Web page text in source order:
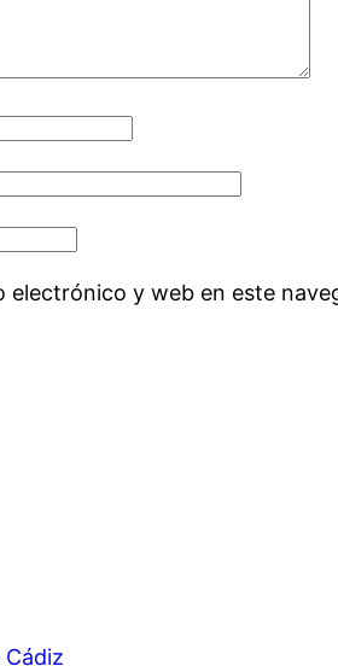
electrónico y web en este
Cádiz